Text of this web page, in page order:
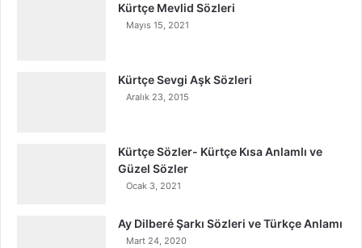
Kürtçe Mevlid Sözleri
Mayıs 15, 2021
Kürtçe Sevgi Aşk Sözleri
Aralık 23, 2015
Kürtçe Sözler- Kürtçe Kısa Anlamlı ve
Güzel Sözler
Ocak 3, 2021
Ay Dilberé Şarkı Sözleri ve Türkçe Anlamı
Mart 24, 2020